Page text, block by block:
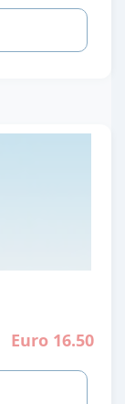
Euro 16.50